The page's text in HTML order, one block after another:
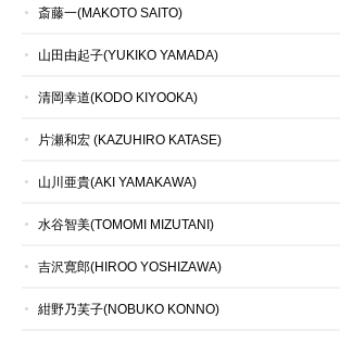
斎藤一(MAKOTO SAITO)
山田由起子(YUKIKO YAMADA)
清岡幸道(KODO KIYOOKA)
片瀬和宏 (KAZUHIRO KATASE)
山川亜貴(AKI YAMAKAWA)
水谷智美(TOMOMI MIZUTANI)
吉沢寛郎(HIROO YOSHIZAWA)
紺野乃芙子(NOBUKO KONNO)